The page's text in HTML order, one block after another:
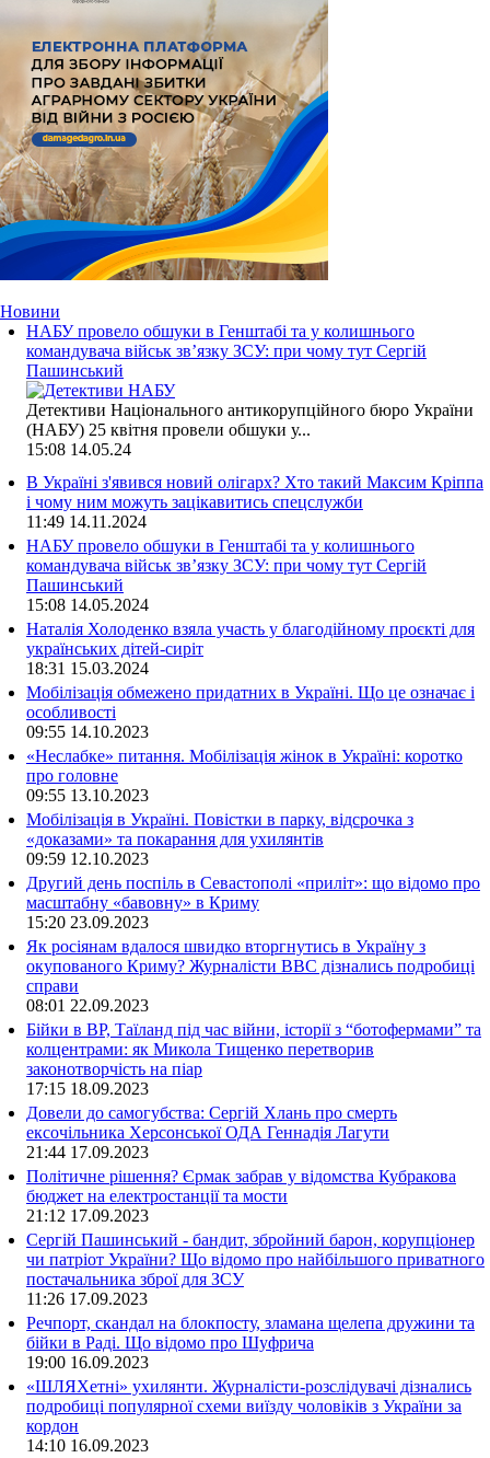
Новини
НАБУ провело обшуки в Генштабі та у колишнього
командувача військ зв’язку ЗСУ: при чому тут Сергій
Пашинський
Детективи Національного антикорупційного бюро України
(НАБУ) 25 квітня провели обшуки у...
15:08 14.05.24
В Україні з'явився новий олігарх? Хто такий Максим Кріппа
і чому ним можуть зацікавитись спецслужби
11:49 14.11.2024
НАБУ провело обшуки в Генштабі та у колишнього
командувача військ зв’язку ЗСУ: при чому тут Сергій
Пашинський
15:08 14.05.2024
Наталія Холоденко взяла участь у благодійному проєкті для
українських дітей-сиріт
18:31 15.03.2024
Мобілізація обмежено придатних в Україні. Що це означає і
особливості
09:55 14.10.2023
«Неслабке» питання. Мобілізація жінок в Україні: коротко
про головне
09:55 13.10.2023
Мобілізація в Україні. Повістки в парку, відсрочка з
«доказами» та покарання для ухилянтів
09:59 12.10.2023
Другий день поспіль в Севастополі «приліт»: що відомо про
масштабну «бавовну» в Криму
15:20 23.09.2023
Як росіянам вдалося швидко вторгнутись в Україну з
окупованого Криму? Журналісти ВВС дізнались подробиці
справи
08:01 22.09.2023
Бійки в ВР, Таїланд під час війни, історії з “ботофермами” та
колцентрами: як Микола Тищенко перетворив
законотворчість на піар
17:15 18.09.2023
Довели до самогубства: Сергій Хлань про смерть
ексочільника Херсонської ОДА Геннадія Лагути
21:44 17.09.2023
Політичне рішення? Єрмак забрав у відомства Кубракова
бюджет на електростанції та мости
21:12 17.09.2023
Сергій Пашинський - бандит, збройний барон, корупціонер
чи патріот України? Що відомо про найбільшого приватного
постачальника зброї для ЗСУ
11:26 17.09.2023
Речпорт, скандал на блокпосту, зламана щелепа дружини та
бійки в Раді. Що відомо про Шуфрича
19:00 16.09.2023
«ШЛЯХетні» ухилянти. Журналісти-розслідувачі дізнались
подробиці популярної схеми виїзду чоловіків з України за
кордон
14:10 16.09.2023